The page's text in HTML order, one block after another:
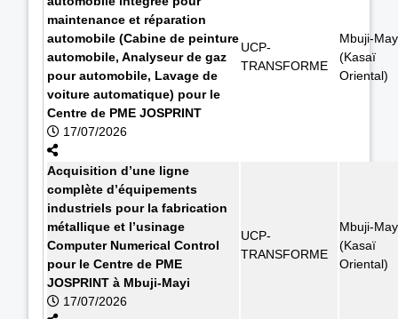
maintenance et réparation
automobile (Cabine de peinture
automobile, Analyseur de gaz
pour automobile, Lavage de
voiture automatique) pour le
Centre de PME JOSPRINT
17/07/2026
UCP-
TRANSFORME
Mbuji-
(Kasaï
Oriental)
Acquisition d’une ligne
complète d’équipements
industriels pour la fabrication
métallique et l’usinage
Computer Numerical Control
pour le Centre de PME
JOSPRINT à Mbuji-Mayi
17/07/2026
UCP-
TRANSFORME
Mbuji-
(Kasaï
Oriental)